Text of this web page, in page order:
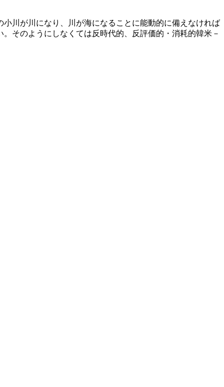
川が川になり、川が海になることに能動的に備えなければ
そのようにしなくては反時代的、反評価的・消耗的韓米－